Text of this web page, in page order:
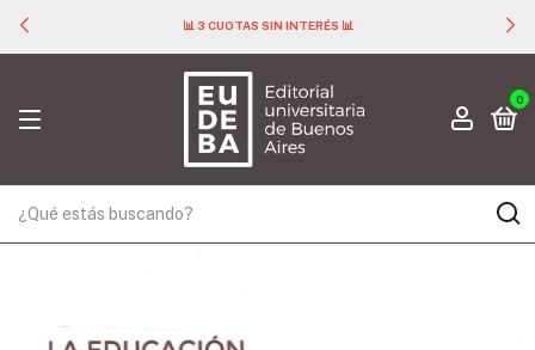
📊 3 CUOTAS SIN INTERÉS 📊
0